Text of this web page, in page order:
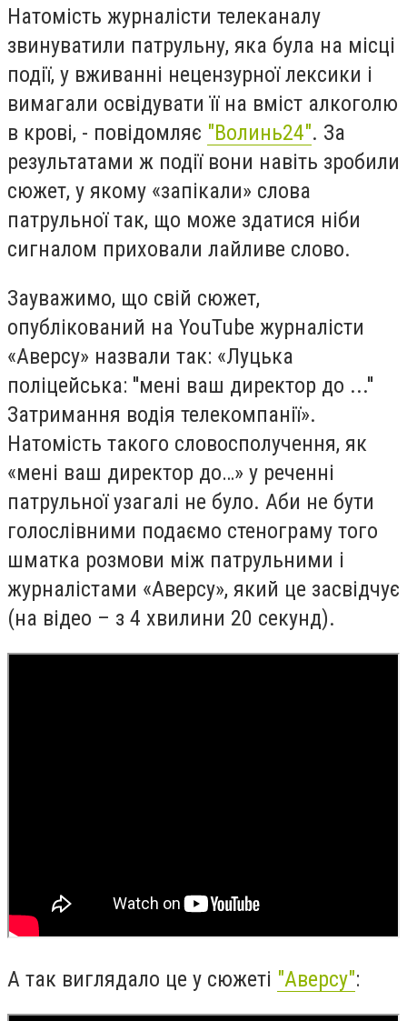
Натомість журналісти телеканалу
звинуватили патрульну, яка була на місці
події, у вживанні нецензурної лексики і
вимагали освідувати її на вміст алкоголю
в крові, - повідомляє "Волинь24". За
результатами ж події вони навіть зробили
сюжет, у якому «запікали» слова
патрульної так, що може здатися ніби
сигналом приховали лайливе слово.
Зауважимо, що свій сюжет,
опублікований на YouTube журналісти
«Аверсу» назвали так: «Луцька
поліцейська: ''мені ваш директор до ...''
Затримання водія телекомпанії».
Натомість такого словосполучення, як
«мені ваш директор до…» у реченні
патрульної узагалі не було. Аби не бути
голослівними подаємо стенограму того
шматка розмови між патрульними і
журналістами «Аверсу», який це засвідчує
(на відео – з 4 хвилини 20 секунд).
А так виглядало це у сюжеті "Аверсу":